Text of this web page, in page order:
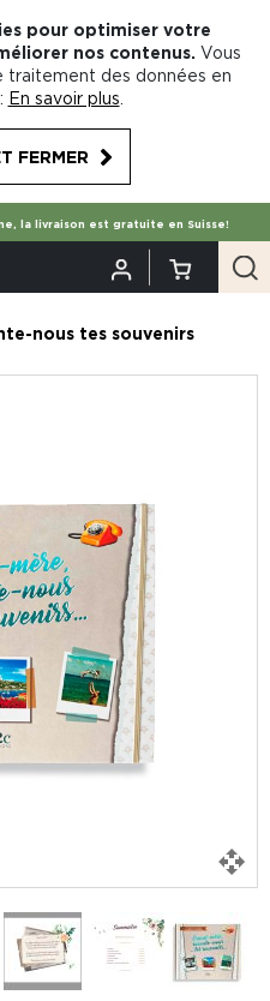
pour optimiser votre
nos contenus. Vous
des données en
En savoir plus
FERMER
la livraison est gratuite en Suisse!
nous tes souvenirs